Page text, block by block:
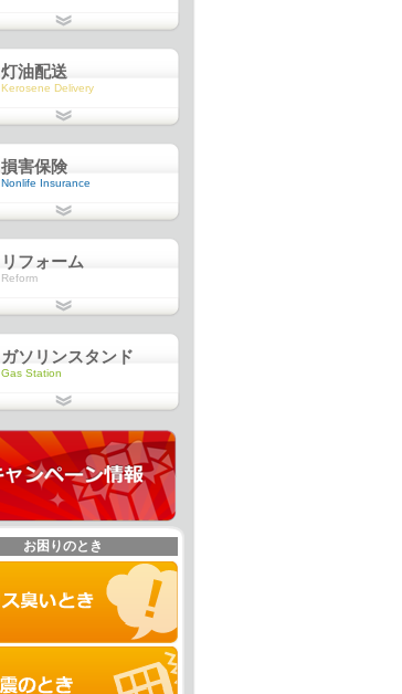
灯油配送
Kerosene Delivery
損害保険
Nonlife Insurance
リフォーム
Reform
ガソリンスタンド
Gas Station
お困りのとき